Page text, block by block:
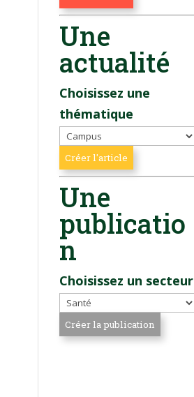
Une
actualité
Choisissez une
thématique
Une
publicatio
n
Choisissez un secteur